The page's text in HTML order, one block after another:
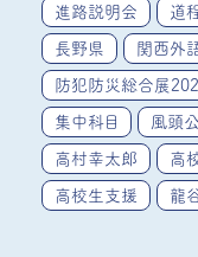
進路説明会 道
長野県 関西外
防犯防災総合展
集中科目 風頭
高村幸太郎 高
高校生支援 龍